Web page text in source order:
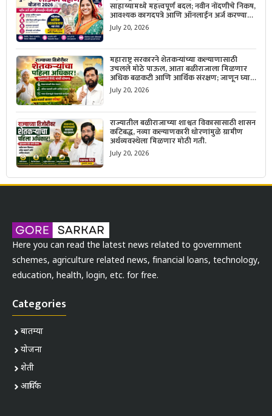
साहाय्यामध्ये महत्त्वपूर्ण बदल; नवीन नोंदणीचे निकष,
आवश्यक कागदपत्रे आणि ऑनलाईन अर्ज करण्याची
सोपी प्रक्रिया जाणून घ्या.
July 20, 2026
महाराष्ट्र सरकारने शेतकऱ्यांच्या कल्याणासाठी
उचलले मोठे पाऊल, आता बळीराजाला मिळणार
अधिक बळकटी आणि आर्थिक संरक्षण; जाणून घ्या
सरकारचा नवा संकल्प.
July 20, 2026
राज्यातील बळीराजाच्या शाश्वत विकासासाठी शासन
कटिबद्ध, नव्या कल्याणकारी धोरणांमुळे ग्रामीण
अर्थव्यवस्थेला मिळणार मोठी गती.
July 20, 2026
Here you can read the latest news related to government
schemes, agriculture related news, financial loans, technology,
education, health, login, etc. for free.
Categories
बातम्या
योजना
शेती
आर्थिक